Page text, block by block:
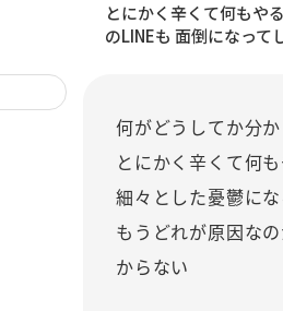
とにかく辛くて何もや
のLINEも 面倒になって
何がどうしてか分か
とにかく辛くて何
細々とした憂鬱に
もうどれが原因な
からない